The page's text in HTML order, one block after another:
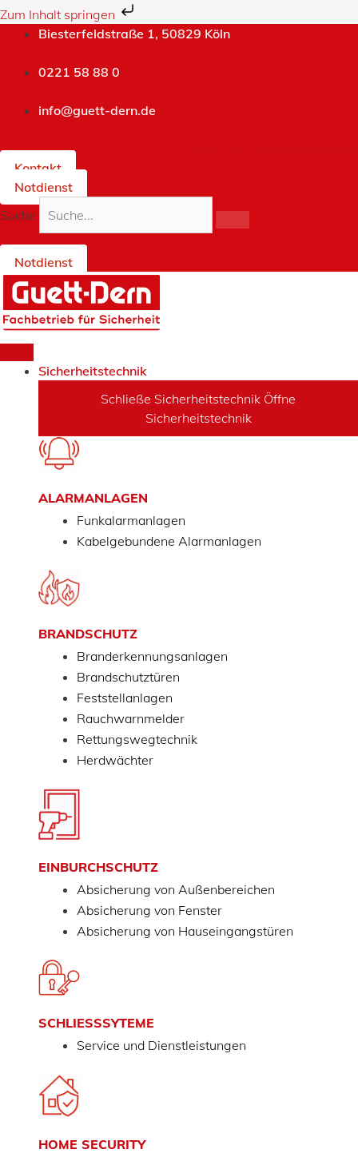
Zum Inhalt springen
springen
Biesterfeldstraße 1, 50829 Köln
0221 58 88 0
info@guett-dern.de
Kontakt
Notdienst
Suche
Youtube Facebook
Notdienst
Sicherheitstechnik
Schließe Sicherheitstechnik Öffne
Sicherheitstechnik
ALARMANLAGEN
Funkalarmanlagen
Kabelgebundene Alarmanlagen
BRANDSCHUTZ
Branderkennungsanlagen
Brandschutztüren
Feststellanlagen
Rauchwarnmelder
Rettungswegtechnik
Herdwächter
EINBURCHSCHUTZ
Absicherung von Außenbereichen
Absicherung von Fenster
Absicherung von Hauseingangstüren
SCHLIESSSYTEME
Service und Dienstleistungen
HOME SECURITY